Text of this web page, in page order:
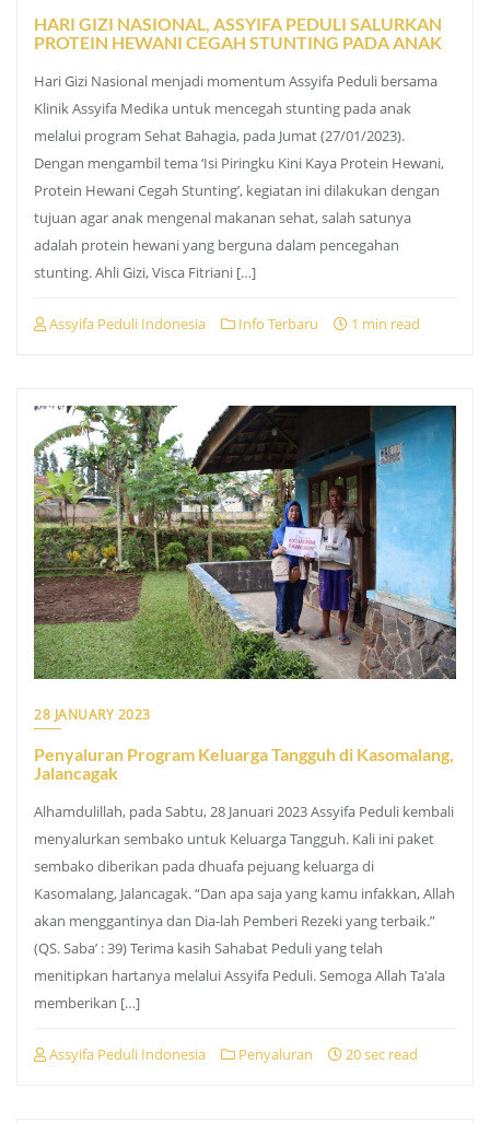
HARI GIZI NASIONAL, ASSYIFA PEDULI SALURKAN
PROTEIN HEWANI CEGAH STUNTING PADA ANAK
Hari Gizi Nasional menjadi momentum Assyifa Peduli bersama
Klinik Assyifa Medika untuk mencegah stunting pada anak
melalui program Sehat Bahagia, pada Jumat (27/01/2023).
Dengan mengambil tema ‘Isi Piringku Kini Kaya Protein Hewani,
Protein Hewani Cegah Stunting’, kegiatan ini dilakukan dengan
tujuan agar anak mengenal makanan sehat, salah satunya
adalah protein hewani yang berguna dalam pencegahan
stunting. Ahli Gizi, Visca Fitriani […]
Assyifa Peduli Indonesia Info Terbaru 1 min read
28 JANUARY 2023
Penyaluran Program Keluarga Tangguh di Kasomalang,
Jalancagak
Alhamdulillah, pada Sabtu, 28 Januari 2023 Assyifa Peduli kembali
menyalurkan sembako untuk Keluarga Tangguh. Kali ini paket
sembako diberikan pada dhuafa pejuang keluarga di
Kasomalang, Jalancagak. “Dan apa saja yang kamu infakkan, Allah
akan menggantinya dan Dia-lah Pemberi Rezeki yang terbaik.”
(QS. Saba’ : 39) Terima kasih Sahabat Peduli yang telah
menitipkan hartanya melalui Assyifa Peduli. Semoga Allah Ta'ala
memberikan […]
Assyifa Peduli Indonesia Penyaluran 20 sec read